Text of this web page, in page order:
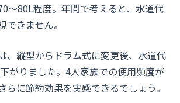
〜80L程度。年間で考えると、水道代
できません。
、縦型からドラム式に変更後、水道代
がりました。4人家族での使用頻度が
らに節約効果を実感できるでしょう。